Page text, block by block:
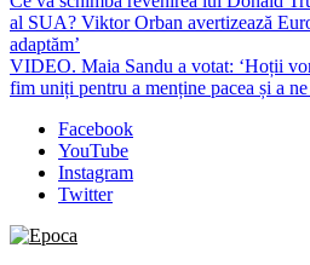
al SUA? Viktor Orban avertizează
adaptăm’
VIDEO. Maia Sandu a votat: ‘Hoții
fim uniți pentru a menține pacea și a ne
Facebook
YouTube
Instagram
Twitter